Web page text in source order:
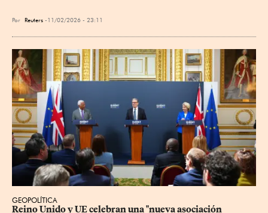
Por Reuters 11/02/2026 - 23:11
GEOPOLÍTICA
Reino Unido y UE celebran una "nueva asociación